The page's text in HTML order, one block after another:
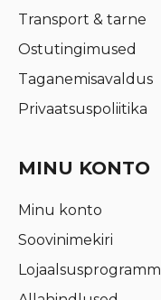
Transport & tarne
Ostutingimused
Taganemisavaldus
Privaatsuspoliitika
MINU KONTO
Minu konto
Soovinimekiri
Lojaalsusprogramm